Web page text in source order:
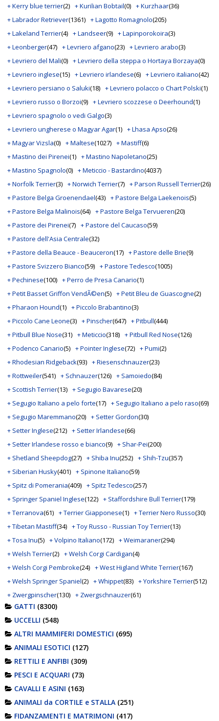
+ Kerry blue terrier(2) + Kurilian Bobtail(0) + Kurzhaar(36)
+ Labrador Retriever(1361) + Lagotto Romagnolo(205)
+ Lakeland Terrier(4) + Landseer(9) + Lapinporokoira(3)
+ Leonberger(47) + Levriero afgano(23) + Levriero arabo(3)
+ Levriero del Mali(0) + Levriero della steppa o Hortaya Borzaya(0)
+ Levriero inglese(15) + Levriero irlandese(6) + Levriero italiano(42)
+ Levriero persiano o Saluki(18) + Levriero polacco o Chart Polski(1)
+ Levriero russo o Borzoi(9) + Levriero scozzese o Deerhound(1)
+ Levriero spagnolo o vedi Galgo(3)
+ Levriero ungherese o Magyar Agar(1) + Lhasa Apso(26)
+ Magyar Vizsla(0) + Maltese(1027) + Mastiff(6)
+ Mastino dei Pirenei(1) + Mastino Napoletano(25)
+ Mastino Spagnolo(0) + Meticcio - Bastardino(4037)
+ Norfolk Terrier(3) + Norwich Terrier(7) + Parson Russell Terrier(26)
+ Pastore Belga Groenendael(43) + Pastore Belga Laekenois(5)
+ Pastore Belga Malinois(64) + Pastore Belga Tervueren(20)
+ Pastore dei Pirenei(7) + Pastore del Caucaso(59)
+ Pastore dell'Asia Centrale(32)
+ Pastore della Beauce - Beauceron(17) + Pastore delle Brie(9)
+ Pastore Svizzero Bianco(59) + Pastore Tedesco(1005)
+ Pechinese(100) + Perro de Presa Canario(1)
+ Petit Basset Griffon VendÃ©en(5) + Petit Bleu de Guascogne(2)
+ Pharaon Hound(1) + Piccolo Brabantino(3)
+ Piccolo Cane Leone(3) + Pinscher(647) + Pitbull(444)
+ Pitbull Blue Nose(31) + Meticcio(318) + Pitbull Red Nose(126)
+ Podenco Canario(5) + Pointer Inglese(72) + Pumi(2)
+ Rhodesian Ridgeback(93) + Riesenschnauzer(23)
+ Rottweiler(541) + Schnauzer(126) + Samoiedo(84)
+ Scottish Terrier(13) + Segugio Bavarese(20)
+ Segugio Italiano a pelo forte(17) + Segugio Italiano a pelo raso(69)
+ Segugio Maremmano(20) + Setter Gordon(30)
+ Setter Inglese(212) + Setter Irlandese(66)
+ Setter Irlandese rosso e bianco(9) + Shar-Pei(200)
+ Shetland Sheepdog(27) + Shiba Inu(252) + Shih-Tzu(357)
+ Siberian Husky(401) + Spinone Italiano(59)
+ Spitz di Pomerania(409) + Spitz Tedesco(257)
+ Springer Spaniel Inglese(122) + Staffordshire Bull Terrier(179)
+ Terranova(61) + Terrier Giapponese(1) + Terrier Nero Russo(30)
+ Tibetan Mastiff(34) + Toy Russo - Russian Toy Terrier(13)
+ Tosa Inu(5) + Volpino Italiano(172) + Weimaraner(294)
+ Welsh Terrier(2) + Welsh Corgi Cardigan(4)
+ Welsh Corgi Pembroke(24) + West Higland White Terrier(167)
+ Welsh Springer Spaniel(2) + Whippet(83) + Yorkshire Terrier(512)
+ Zwergpinscher(130) + Zwergschnauzer(61)
GATTI (8300)
UCCELLI (548)
ALTRI MAMMIFERI DOMESTICI (695)
ANIMALI ESOTICI (127)
RETTILI E ANFIBI (309)
PESCI E ACQUARI (73)
CAVALLI E ASINI (163)
ANIMALI da CORTILE e STALLA (251)
FIDANZAMENTI E MATRIMONI (417)